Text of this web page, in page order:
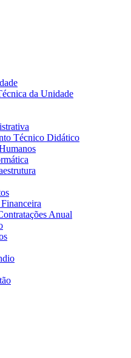
da Unidade
Técnico Didático
Anual